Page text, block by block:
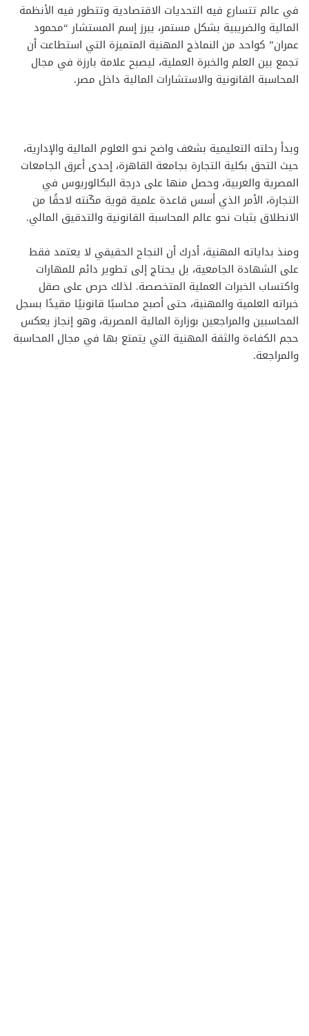
في عالم تتسارع فيه التحديات الاقتصادية وتتطور فيه الأنظمة
المالية والضريبية بشكل مستمر، يبرز إسم المستشار “محمود
عمران” كواحد من النماذج المهنية المتميزة التي استطاعت أن
تجمع بين العلم والخبرة العملية، ليصبح علامة بارزة في مجال
المحاسبة القانونية والاستشارات المالية داخل مصر.
وبدأ رحلته التعليمية بشغف واضح نحو العلوم المالية والإدارية،
حيث التحق بكلية التجارة بجامعة القاهرة، إحدى أعرق الجامعات
المصرية والعربية، وحصل منها على درجة البكالوريوس في
التجارة، الأمر الذي أسس قاعدة علمية قوية مكّنته لاحقًا من
الانطلاق بثبات نحو عالم المحاسبة القانونية والتدقيق المالي.
ومنذ بداياته المهنية، أدرك أن النجاح الحقيقي لا يعتمد فقط
على الشهادة الجامعية، بل يحتاج إلى تطوير دائم للمهارات
واكتساب الخبرات العملية المتخصصة. لذلك حرص على صقل
خبراته العلمية والمهنية، حتى أصبح محاسبًا قانونيًا مقيدًا بسجل
المحاسبين والمراجعين بوزارة المالية المصرية، وهو إنجاز يعكس
حجم الكفاءة والثقة المهنية التي يتمتع بها في مجال المحاسبة
والمراجعة.